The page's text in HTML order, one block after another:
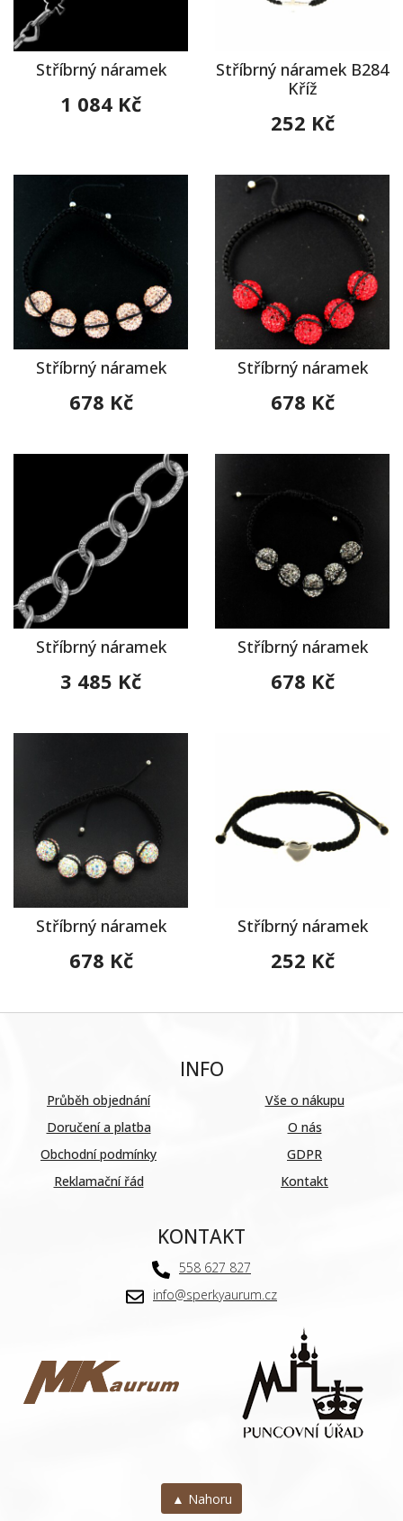
Stříbrný náramek
1 084 Kč
Stříbrný náramek B284
Kříž
252 Kč
Stříbrný náramek
678 Kč
Stříbrný náramek
678 Kč
Stříbrný náramek
3 485 Kč
Stříbrný náramek
678 Kč
Stříbrný náramek
678 Kč
Stříbrný náramek
252 Kč
INFO
Průběh objednání
Doručení a platba
Obchodní podmínky
Reklamační řád
Vše o nákupu
O nás
GDPR
Kontakt
KONTAKT
558 627 827
info@sperkyaurum.cz
▲ Nahoru